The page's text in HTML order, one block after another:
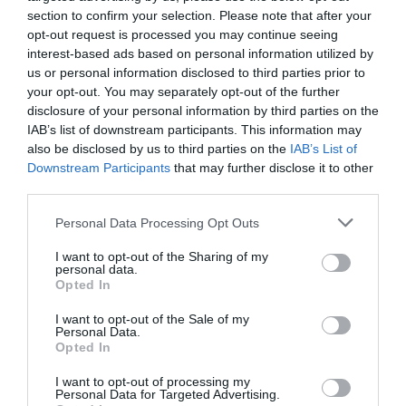
section to confirm your selection. Please note that after your
opt-out request is processed you may continue seeing
interest-based ads based on personal information utilized by
us or personal information disclosed to third parties prior to
your opt-out. You may separately opt-out of the further
disclosure of your personal information by third parties on the
IAB’s list of downstream participants. This information may
also be disclosed by us to third parties on the IAB’s List of
Downstream Participants that may further disclose it to other
Personal Data Processing Opt Outs
I want to opt-out of the Sharing of my
personal data.
Opted In
I want to opt-out of the Sale of my
Personal Data.
Opted In
I want to opt-out of processing my
Personal Data for Targeted Advertising.
Forfait en el móvil
La compañía también está en proceso de implantar
unforfait electrónicoque estará disponible a través
de laappde la estación. Es una mejoría que implantará
próximamente, después de haber incorporado la venta
deeSIM(SIM electrónica) para que los visitantes
tengan acceso a Internet y cobertura a un precio
menor desde Andorra. “La app
es un canal de elevada
conversión; ya sabes que quien se la descarga tiene una
intención de compra”, recalca Ledesma.
Otra de las novedades para esta temporada ha sido
producción de nieve en función de las condiciones
climatológicas y la demanda de esquiadores. Con un
sistema de control centralizado, se puede ajustar la
precisión de las cantidades de nieve artificial,
Ordino Arcalís, una de las tres estaciones que forma
parte de Grandvalira, ya es autosuficientes.
¡Tenemos nueva newsletter Patrocinio!